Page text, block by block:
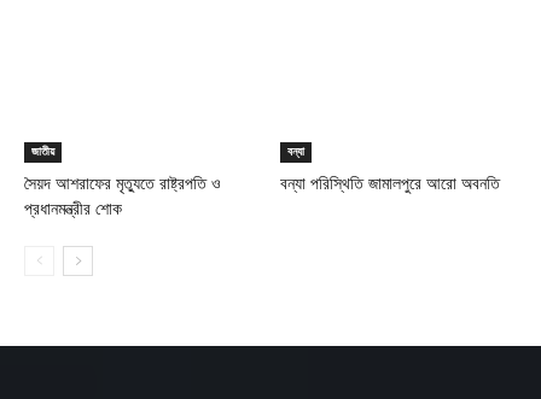
জাতীয়
সৈয়দ আশরাফের মৃত্যুতে রাষ্ট্রপতি ও
প্রধানমন্ত্রীর শোক
বন্যা
বন্যা পরিস্থিতি জামালপুরে আরো অবনতি